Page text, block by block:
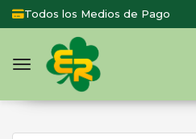
Todos los Medios de Pago
Toggle navigation